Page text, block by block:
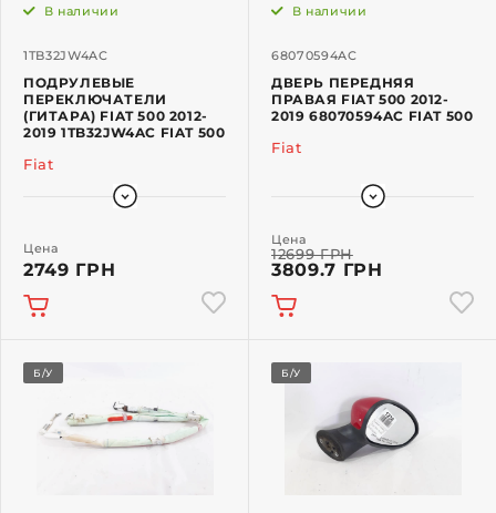
1TB32JW4AC
В наличии
ПОДРУЛЕВЫЕ
ПЕРЕКЛЮЧАТЕЛИ
(ГИТАРА) FIAT 500 2012-
2019 1TB32JW4AC FIAT 500
Fiat
Цена
2749 ГРН
68070594AC
В наличии
ДВЕРЬ ПЕРЕДНЯЯ
ПРАВАЯ FIAT 500 2012-
2019 68070594AC FIAT 500
Fiat
Цена
12699 ГРН
3809.7 ГРН
Б/У Б/У